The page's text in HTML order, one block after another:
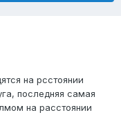
на рсстоянии
последняя самая
на расстоянии